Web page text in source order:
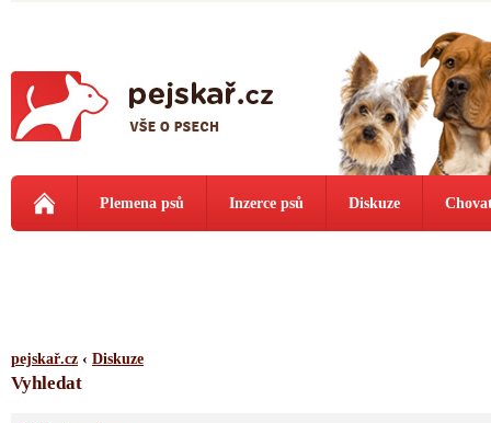
Plemena psů Inzerce psů Diskuze
pejskař.cz ‹ Diskuze
Vyhledat